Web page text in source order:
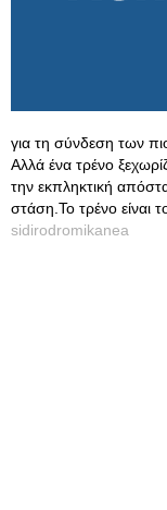
για τη σύνδεση των
Αλλά ένα τρένο
την εκπληκτική
στάση.Το τρένο
sidirodromikanea